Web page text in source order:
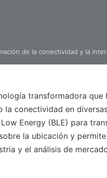
de la conectividad y la
transformadora que
conectividad en
Energy (BLE) para
la ubicación y
y el análisis de